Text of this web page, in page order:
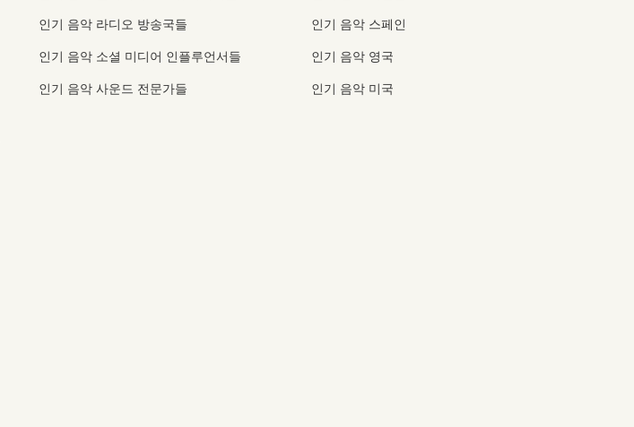
인기 음악 라디오 방송국들
인기 음악 소셜 미디어 인플루언서들
인기 음악 사운드 전문가들
인기 음악 스페인
인기 음악 영국
인기 음악 미국